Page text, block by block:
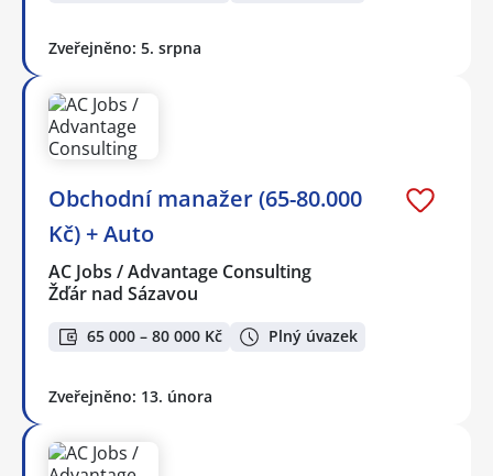
Zveřejněno: 5. srpna
Obchodní manažer (65-80.000
Kč) + Auto
AC Jobs / Advantage Consulting
Žďár nad Sázavou
65 000 – 80 000 Kč Plný úvazek
Zveřejněno: 13. února